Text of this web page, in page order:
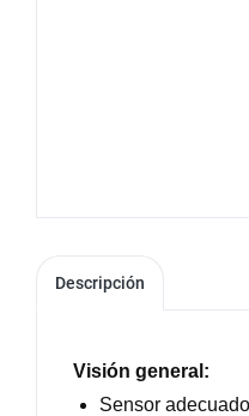
Descripción
Visión general:
Sensor